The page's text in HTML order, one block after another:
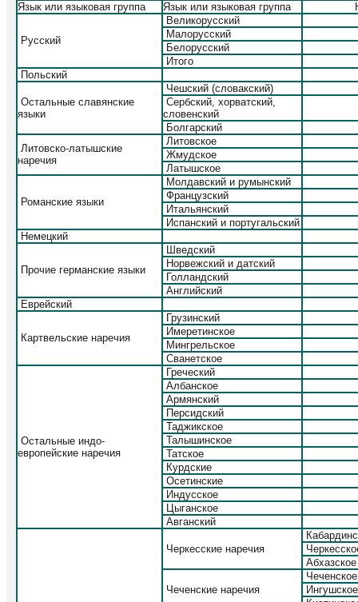
Язык или языковая группа Язык или языковая группа
Русский
Великорусский
Малорусский
Белорусский
Итого
Польский
Остальные славянские
языки
Чешский (словакский)
Сербский, хорватский,
словенский
Болгарский
Литовско-латышские
наречия
Литовское
Жмудское
Латышское
Романские языки
Молдавский и румынский
Французский
Итальянский
Испанский и португальский
Немецкий
Прочие германские языки
Шведский
Норвежский и датский
Голландский
Английский
Еврейский
Картвельские наречия
Грузинский
Имеретинское
Мингрельское
Сванетское
Остальные индо-
европейские наречия
Греческий
Албанское
Армянский
Персидский
Таджикское
Талышинское
Татское
Курдские
Осетинские
Индусское
Цыганское
Авганский
Черкесские наречия
Абхазское
Чеченские наречия
Чеченское
Ингушское